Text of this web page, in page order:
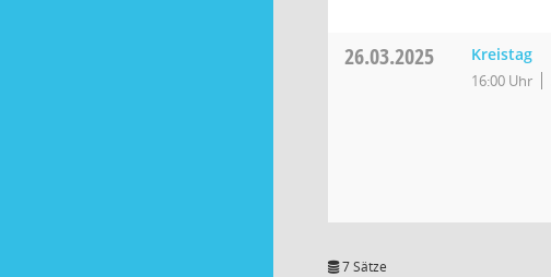
26.03.2025 Kreistag
16:00 Uhr
7 Sätze